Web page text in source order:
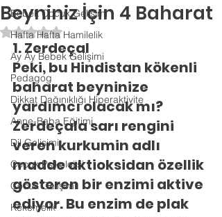
Bebek Çocuk Gelişimi
Hafta Hafta Hamilelik
Ay Ay Bebek Gelişimi
Pedagog
Dikkat Dağınıklığı Hiperaktivite
Anne-Baba Eğitimi
Dil Gelişimi
Çocuk Psikolojisi
Çocuk Gelişimi
Kekemelik
Beyniniz İçin 4 Baharat
5 üzerinden NaN yıldız
1. Zerdeçal
Peki, bu Hindistan kökenli
baharat beyninize
yardımcı olacak mı?
Zerdeçala sarı rengini
veren kurkumin adlı
madde aktioksidan özellik
gösteren bir enzimi aktive
ediyor. Bu enzim de plak